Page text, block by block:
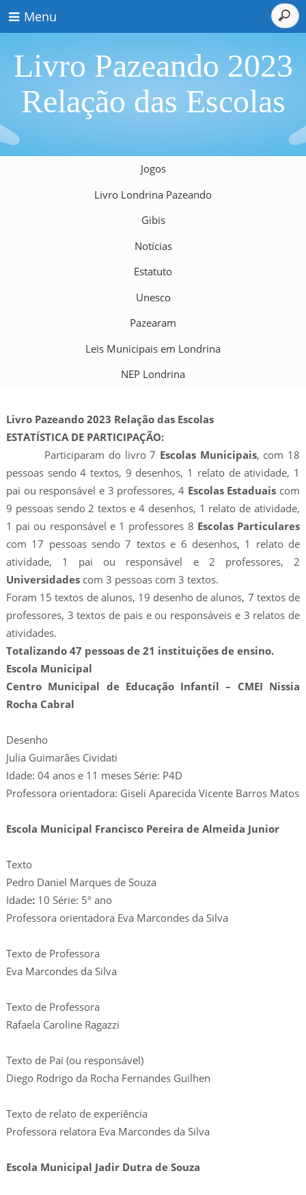
Menu
Livro Pazeando 2023
Relação das Escolas
Jogos
Livro Londrina Pazeando
Gibis
Notícias
Estatuto
Unesco
Pazearam
Leis Municipais em Londrina
NEP Londrina
Livro Pazeando 2023 Relação das Escolas
ESTATÍSTICA DE PARTICIPAÇÃO:
Participaram do livro 7 Escolas Municipais, com 18
pessoas sendo 4 textos, 9 desenhos, 1 relato de atividade, 1
pai ou responsável e 3 professores, 4 Escolas Estaduais com
9 pessoas sendo 2 textos e 4 desenhos, 1 relato de atividade,
1 pai ou responsável e 1 professores 8 Escolas Particulares
com 17 pessoas sendo 7 textos e 6 desenhos, 1 relato de
atividade, 1 pai ou responsável e 2 professores, 2
Universidadescom 3 pessoas com 3 textos.
Foram 15 textos de alunos, 19 desenho de alunos, 7 textos de
professores, 3 textos de pais e ou responsáveis e 3 relatos de
atividades.
Totalizando 47 pessoas de 21 instituições de ensino.
Escola Municipal
Centro Municipal de Educação Infantil – CMEI Nissia
Rocha Cabral
Desenho
Julia Guimarães Cividati
Idade: 04 anos e 11 meses Série: P4D
Professora orientadora: Giseli Aparecida Vicente Barros Matos
Escola Municipal Francisco Pereira de Almeida Junior
Texto
Pedro Daniel Marques de Souza
Idade: 10 Série: 5º ano
Professora orientadora Eva Marcondes da Silva
Texto de Professora
Eva Marcondes da Silva
Texto de Professora
Rafaela Caroline Ragazzi
Texto de Pai (ou responsável)
Diego Rodrigo da Rocha Fernandes Guilhen
Texto de relato de experiência
Professora relatora Eva Marcondes da Silva
Escola Municipal Jadir Dutra de Souza